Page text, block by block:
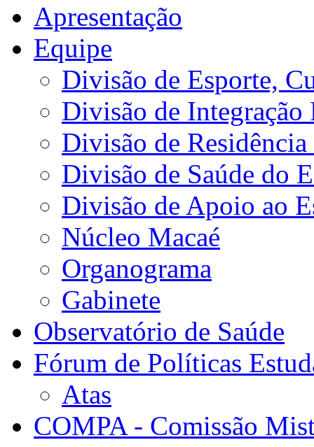
Apresentação
Equipe
Divisão de Esporte,
Divisão de Integração
Divisão de
Divisão de Saúde do
Divisão de Apoio ao
Núcleo Macaé
Organograma
Gabinete
Observatório de Saúde
Fórum de Políticas
Atas
COMPA - Comissão